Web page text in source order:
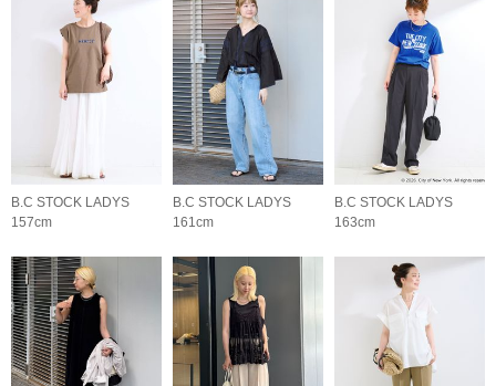
B.C STOCK LADYS
157cm
B.C STOCK LADYS
161cm
B.C STOCK LADYS
163cm